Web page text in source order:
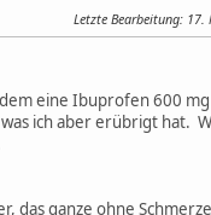
Letzte Bearbeitung: 17.
eine Ibuprofen 600
ich aber erübrigt hat.
das ganze ohne